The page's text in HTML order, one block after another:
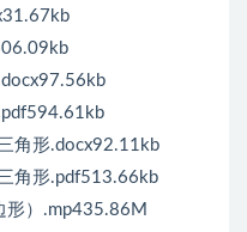
角形.docx92.11kb
角形.pdf513.66kb
）.mp435.86M